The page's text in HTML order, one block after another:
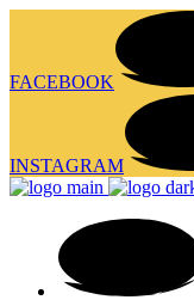
FACEBOOK
INSTAGRAM